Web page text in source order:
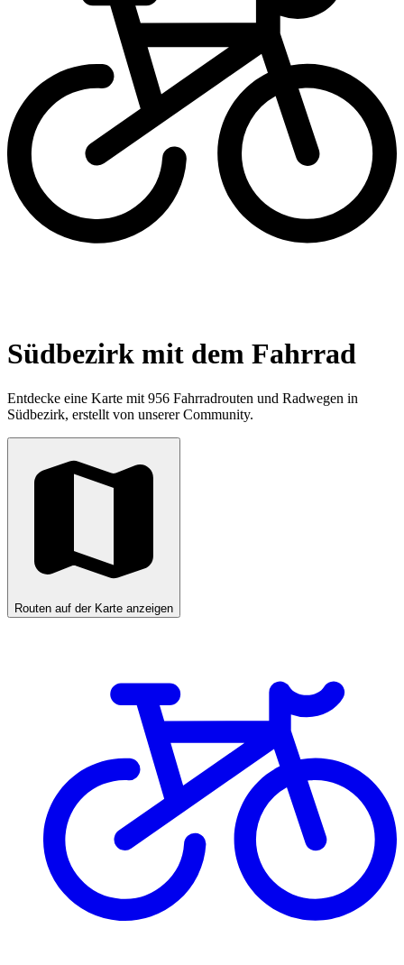
Südbezirk mit dem Fahrrad
Entdecke eine Karte mit 956 Fahrradrouten und Radwegen in
Südbezirk, erstellt von unserer Community.
Routen auf der Karte anzeigen